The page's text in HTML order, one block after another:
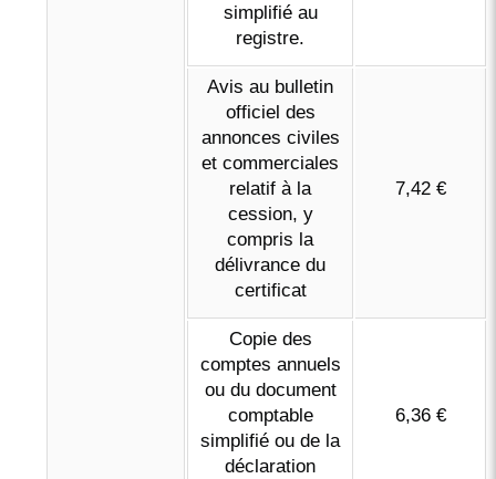
simplifié au
registre.
Avis au bulletin
officiel des
annonces civiles
et commerciales
relatif à la
cession, y
compris la
délivrance du
certificat
7,42 €
Copie des
comptes annuels
ou du document
comptable
simplifié ou de la
déclaration
6,36 €